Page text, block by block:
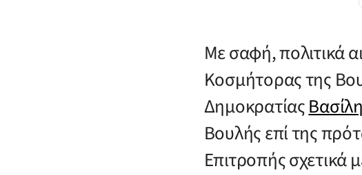
Με σαφή, πολιτικά
Κοσμήτορας της
Δημοκρατίας
Βουλής επί της
Επιτροπής σχετικά